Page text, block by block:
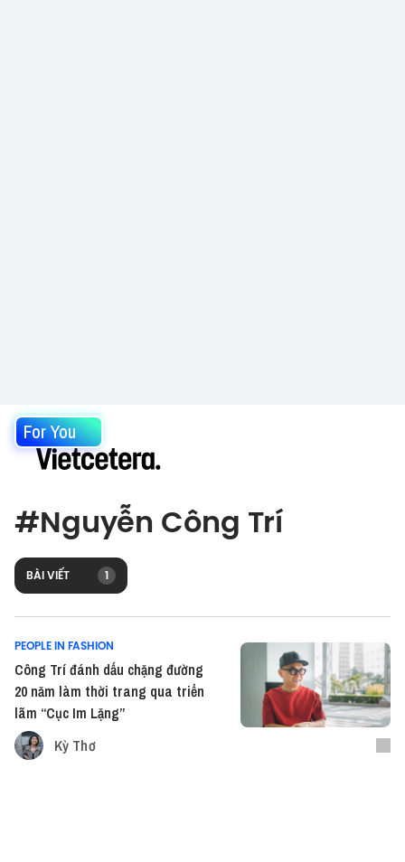
For You
#Nguyễn Công Trí
BÀI VIẾT 1
PEOPLE IN FASHION
Công Trí đánh dấu chặng đường
20 năm làm thời trang qua triển
lãm “Cục Im Lặng”
Kỳ Thơ